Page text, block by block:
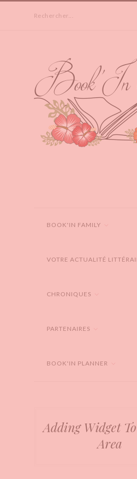
Rechercher...
BOOK'IN FAMILY
VOTRE ACTUALITÉ
CHRONIQUES
PARTENAIRES
BOOK'IN PLANNER
Adding Widget
Area